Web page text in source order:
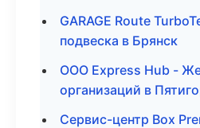
GARAGE Route
подвеска в Брянск
ООО Express Hub -
организаций в
Сервис-центр Box